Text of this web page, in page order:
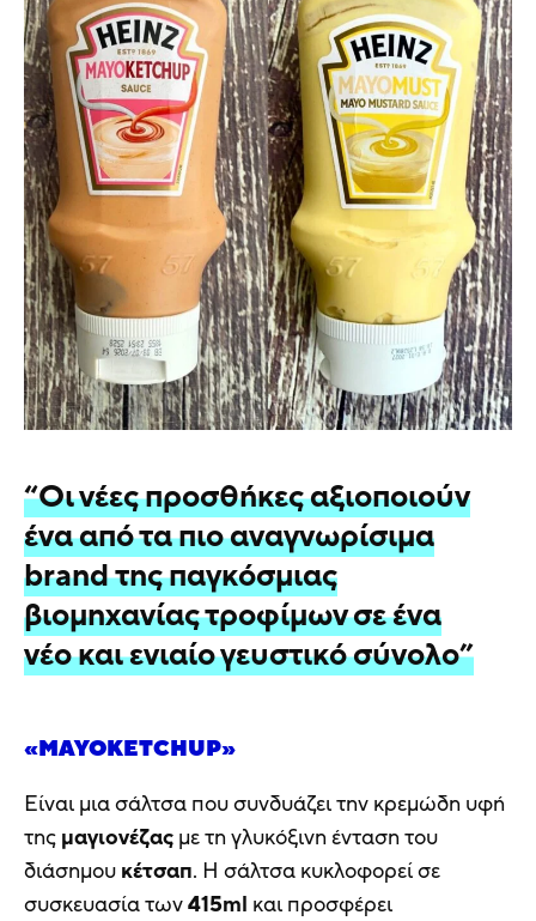
“Οι νέες προσθήκες αξιοποιούν
ένα από τα πιο αναγνωρίσιμα
brand της παγκόσμιας
βιομηχανίας τροφίμων σε ένα
νέο και ενιαίο γευστικό σύνολο”
«MAYOKETCHUP»
Είναι μια σάλτσα που συνδυάζει την κρεμώδη υφή
της μαγιονέζας με τη γλυκόξινη ένταση του
διάσημου κέτσαπ. Η σάλτσα κυκλοφορεί σε
συσκευασία των415ml και προσφέρει